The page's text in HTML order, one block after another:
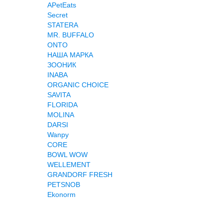
APetEats
Secret
STATERA
MR. BUFFALO
ONTO
НАША МАРКА
ЗООНИК
INABA
ORGANIC CHOICE
SAVITA
FLORIDA
MOLINA
DARSI
Wanpy
CORE
BOWL WOW
WELLEMENT
GRANDORF FRESH
PETSNOB
Ekonorm